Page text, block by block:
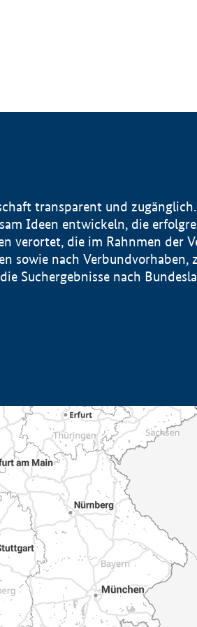
transparent und
Ideen entwickeln, die
verortet, die im Rahnmen der
sowie nach Verbundvorhaben,
Suchergebnisse nach